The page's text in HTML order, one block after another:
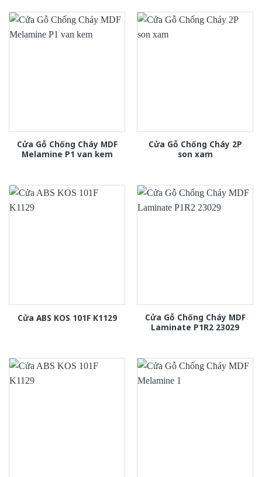
Cửa Gỗ Chống Cháy MDF
Melamine P1 van kem
Cửa Gỗ Chống Cháy 2P
son xam
Cửa ABS KOS 101F K1129
Cửa Gỗ Chống Cháy MDF
Laminate P1R2 23029